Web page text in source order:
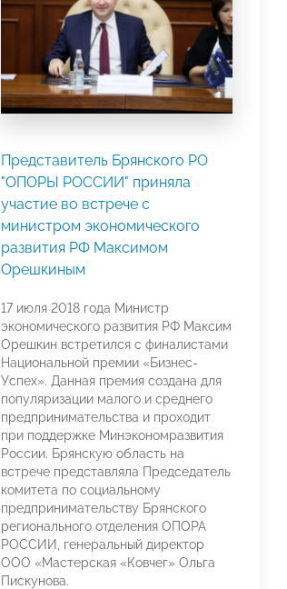
Представитель Брянского РО
"ОПОРЫ РОССИИ" приняла
участие во встрече с
министром экономического
развития РФ Максимом
Орешкиным
17 июля 2018 года Министр
экономического развития РФ Максим
Орешкин встретился с финалистами
Национальной премии «Бизнес-
Успех». Данная премия создана для
популяризации малого и среднего
предпринимательства и проходит
при поддержке Минэкономразвития
России. Брянскую область на
встрече представляла Председатель
комитета по социальному
предпринимательству Брянского
регионального отделения ОПОРА
РОССИИ, генеральный директор
ООО «Мастерская «Ковчег» Ольга
Пискунова.